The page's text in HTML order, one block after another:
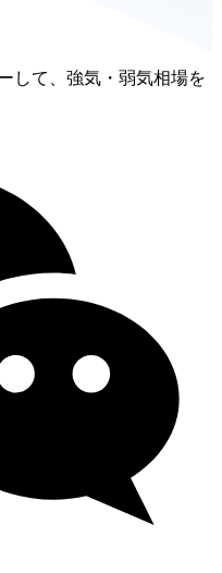
して、強気・弱気相場を